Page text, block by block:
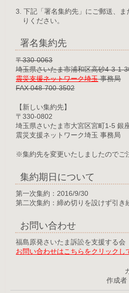
3. 下記「署名集約先」にご郵送、ま
りください。
署名集約先
〒330-0063
埼玉県さいたま市浦和区高砂4-3-1-
震災支援ネットワーク埼玉事務局
FAX 048-700-3502
【新しい集約先】
〒330-0802
埼玉県さいたま市大宮区宮町1-5 銀
震災支援ネットワーク埼玉 事務局
※集約先を変更いたしましたのでご
集約期日について
第一次集約：2016/9/30
第二次集約：締め切りを設けず引き
お問い合わせ
福島原発さいたま訴訟を支援する会
お問い合わせはこちらをクリックし
作成者